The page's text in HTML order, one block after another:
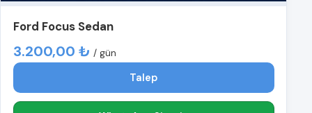
Ford Focus Sedan
3.200,00 ₺ / gün
Talep